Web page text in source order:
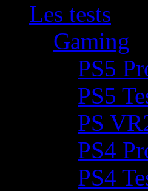
Les tests
Gaming
PS5
PS5
PS
PS4
PS4